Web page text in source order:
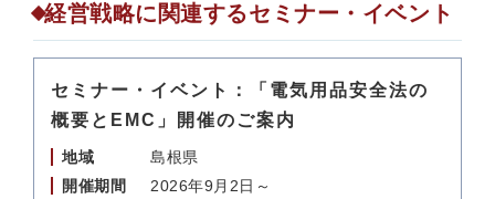
経営戦略に関連するセミナー・イベント
セミナー・イベント：「電気用品安全法の
概要とEMC」開催のご案内
地域
島根県
開催期間
2026年9月2日～